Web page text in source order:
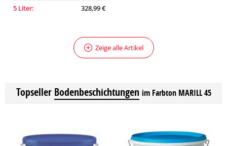
5 Liter:
328,99 €
Zeige alle Artikel
Topseller Bodenbeschichtungen im Farbton MARILL 45